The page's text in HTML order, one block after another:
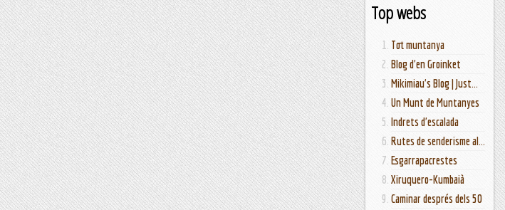
Top webs
Tot muntanya
Blog d'en Groinket
Mikimiau's Blog | Just...
Un Munt de Muntanyes
Indrets d'escalada
Rutes de senderisme al...
Esgarrapacrestes
Xiruquero-Kumbaià
Caminar després dels 50